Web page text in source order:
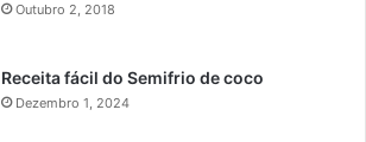
Outubro 2, 2018
Receita fácil do Semifrio de coco
Dezembro 1, 2024